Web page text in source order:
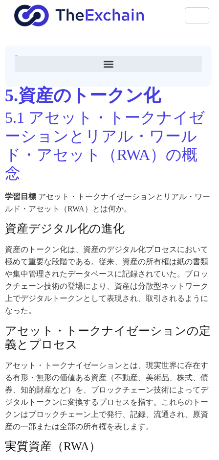
5.資産のトークン化
5.1 アセット・トークナイゼ
ーションとリアル・ワール
ド・アセット（RWA）の概
念
学習目標 アセット・トークナイゼーションとリアル・ワー
ルド・アセット（RWA）とは何か。
資産デジタル化の進化
資産のトークン化は、資産のデジタル化プロセスにおいて
極めて重要な段階である。従来、資産の所有権は紙の書類
や集中管理されたデータベースに記録されていた。ブロッ
クチェーン技術の登場により、資産は分散型ネットワーク
上でデジタルトークンとして表現され、取引されるように
なった。
アセット・トークナイゼーションの定
義とプロセス
アセット・トークナイゼーションとは、現実世界に存在す
る有形・無形の価値ある資産（不動産、美術品、株式、債
券、知的財産など）を、ブロックチェーン技術によってデ
ジタルトークンに変換するプロセスを指す。これらのトー
クンはブロックチェーン上で発行、記録、流通され、原資
産の一部または全部の所有権を表します。
実質資産（RWA）